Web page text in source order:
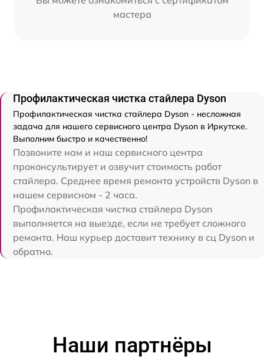
мастера
Профилактическая чистка стайлера Dyson
Профилактическая чистка стайлера Dyson - несложная
задача для нашего сервисного центра Dyson в Иркутске.
Выполним быстро и качественно!
Позвоните нам и наш сервисного центра
проконсультирует и озвучит стоимость работ
стайлера. Среднее время ремонта устройств Dyson в
нашем сервисном - 2 часа.
Профилактическая чистка стайлера Dyson
выполняется на выезде, если не требует сложного
ремонта. Наш курьер доставит технику в сц Dyson и
обратно.
Наши партнёры